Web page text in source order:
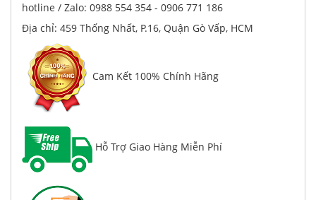
hotline / Zalo: 0988 554 354 - 0906 771 186
Địa chỉ: 459 Thống Nhất, P.16, Quận Gò Vấp, HCM
Cam Kết 100% Chính Hãng
Hỗ Trợ Giao Hàng Miễn Phí